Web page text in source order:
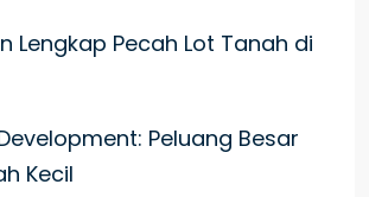
Lengkap Pecah Lot Tanah di
Peluang Besar
Kecil